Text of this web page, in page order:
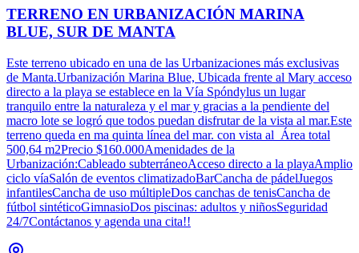
TERRENO EN URBANIZACIÓN MARINA
BLUE, SUR DE MANTA
Este terreno ubicado en una de las Urbanizaciones más exclusivas
de Manta.Urbanización Marina Blue, Ubicada frente al Mary acceso
directo a la playa se establece en la Vía Spóndylus un lugar
tranquilo entre la naturaleza y el mar y gracias a la pendiente del
macro lote se logró que todos puedan disfrutar de la vista al mar.Este
terreno queda en ma quinta línea del mar. con vista al Área total
500,64 m2Precio $160.000Amenidades de la
Urbanización:Cableado subterráneoAcceso directo a la playaAmplio
ciclo víaSalón de eventos climatizadoBarCancha de pádelJuegos
infantilesCancha de uso múltipleDos canchas de tenisCancha de
fútbol sintéticoGimnasioDos piscinas: adultos y niñosSeguridad
24/7Contáctanos y agenda una cita!!